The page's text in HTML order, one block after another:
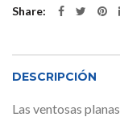
Share
DESCRIPCIÓN
Las ventosas